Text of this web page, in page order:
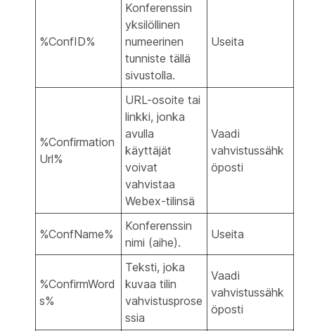
%ConfID%
Konferenssin
yksilöllinen
numeerinen
tunniste tällä
sivustolla.
Useita
%Confirmation
Url%
URL-osoite tai
linkki, jonka
avulla
käyttäjät
voivat
vahvistaa
Webex-tilinsä
Vaadi
vahvistussähk
öposti
%ConfName%
Konferenssin
nimi (aihe).
Useita
%ConfirmWord
s%
Teksti, joka
kuvaa tilin
vahvistusprose
ssia
Vaadi
vahvistussähk
öposti